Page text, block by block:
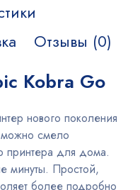
Отзывы (0)
Kobra Go
нового поколения
смело
принтера для дома.
минуты. Простой,
более подробно